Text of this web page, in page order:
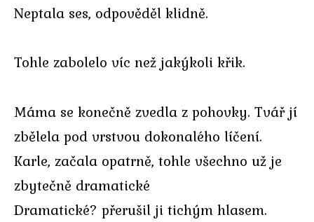
Neptala ses, odpověděl klidně.
Tohle zabolelo víc než jakýkoli křik.
Máma se konečně zvedla z pohovky. Tvář jí
zbělela pod vrstvou dokonalého líčení.
Karle, začala opatrně, tohle všechno už je
zbytečně dramatické
Dramatické? přerušil ji tichým hlasem.